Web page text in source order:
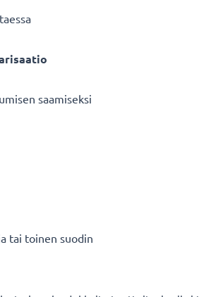
saamiseksi
tai toinen suodin